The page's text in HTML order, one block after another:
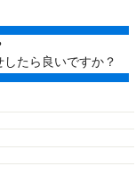
たら良いですか？